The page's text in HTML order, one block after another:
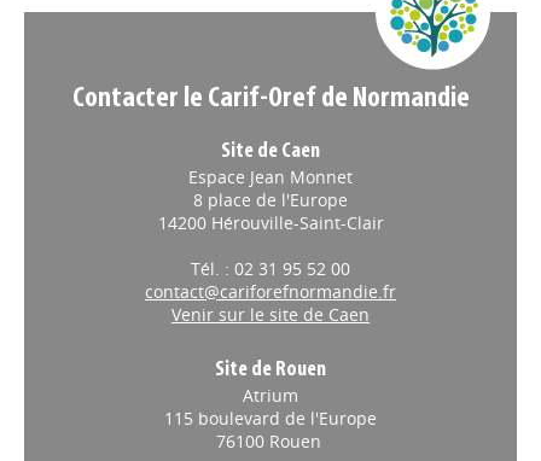
Site de Caen
Espace Jean Monnet
8 place de l'Europe
Tél. : 02 31 95 52 00
contact@cariforefnormandie.fr
Site de Rouen
Atrium
115 boulevard de l'Europe